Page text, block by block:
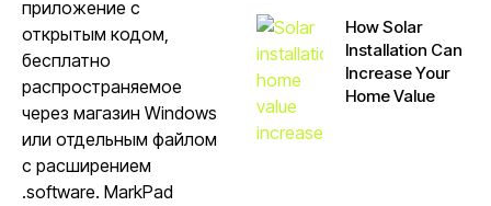
приложение с
открытым кодом,
бесплатно
распространяемое
через магазин Windows
или отдельным файлом
с расширением
.software. MarkPad
How Solar
Installation Can
Increase Your
Home Value